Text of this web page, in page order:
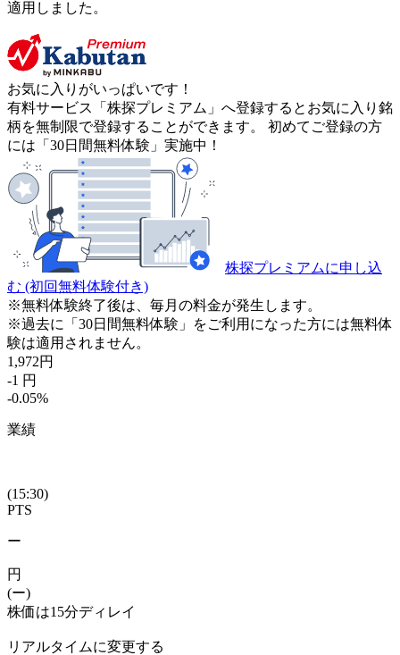
適用しました。
お気に入りがいっぱいです！
有料サービス「株探プレミアム」へ登録するとお気に入り銘
柄を無制限で登録することができます。 初めてご登録の方
には「30日間無料体験」実施中！
株探プレミアムに申し込
む (初回無料体験付き)
※無料体験終了後は、毎月の料金が発生します。
※過去に「30日間無料体験」をご利用になった方には無料体
験は適用されません。
1,972円
-1 円
-0.05%
業績
(15:30)
PTS
ー
円
(ー)
株価は15分ディレイ
リアルタイムに変更する